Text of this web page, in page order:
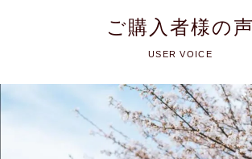
ご購入者様の声
USER VOICE